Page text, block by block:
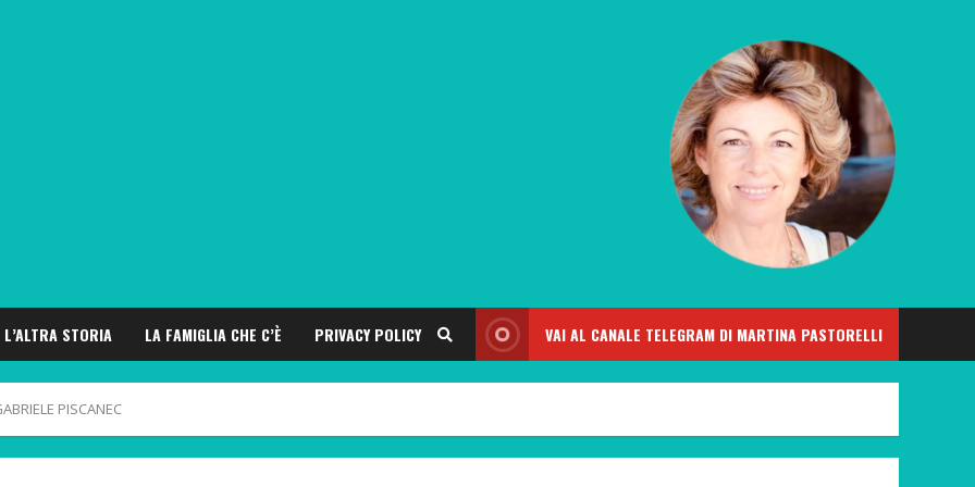
L’ALTRA STORIA LA FAMIGLIA CHE C’È PRIVACY POLICY VAI AL CANALE TELEGRAM DI MARTINA PASTORELLI
PISCANEC